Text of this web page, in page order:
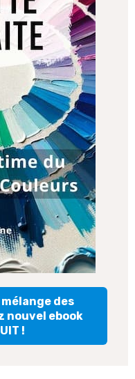
des
nouvel ebook
!